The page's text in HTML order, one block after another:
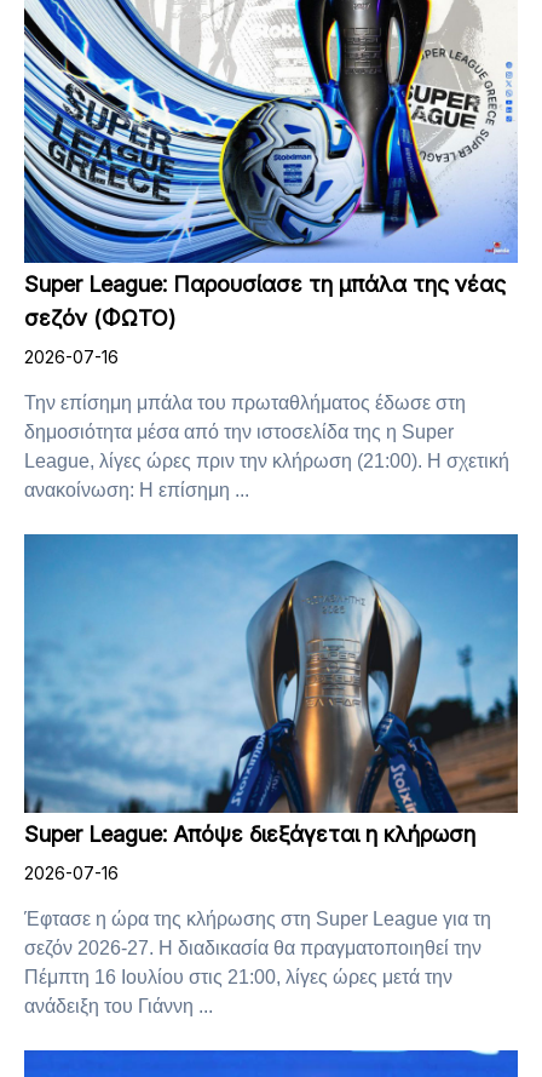
Super League: Παρουσίασε τη μπάλα της νέας
σεζόν (ΦΩΤΟ)
2026-07-16
Την επίσημη μπάλα του πρωταθλήματος έδωσε στη
δημοσιότητα μέσα από την ιστοσελίδα της η Super
League, λίγες ώρες πριν την κλήρωση (21:00). Η σχετική
ανακοίνωση: Η επίσημη ...
Super League: Απόψε διεξάγεται η κλήρωση
2026-07-16
Έφτασε η ώρα της κλήρωσης στη Super League για τη
σεζόν 2026-27. Η διαδικασία θα πραγματοποιηθεί την
Πέμπτη 16 Ιουλίου στις 21:00, λίγες ώρες μετά την
ανάδειξη του Γιάννη ...